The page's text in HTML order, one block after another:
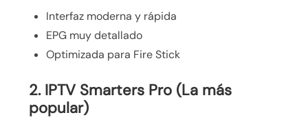
Interfaz moderna y rápida
EPG muy detallado
Optimizada para Fire Stick
2. IPTV Smarters Pro (La más
popular)